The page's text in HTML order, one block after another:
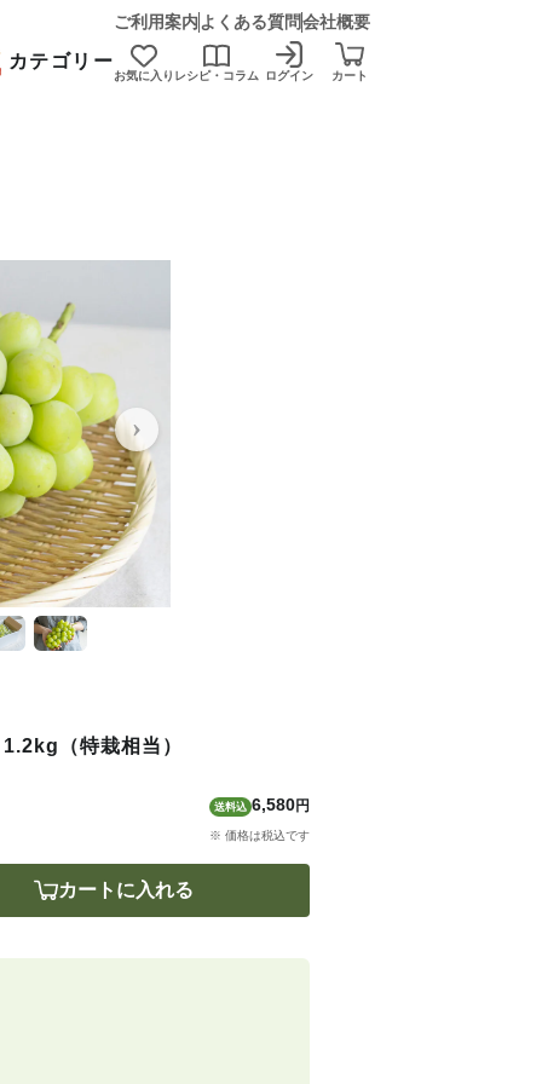
ご利用案内 よくある質問会社概要
カテゴリー
お気に入り レシピ・コラム ログイン カート
（特栽相当）
送料込 6,580円
※ 価格は税込です
カートに入れる